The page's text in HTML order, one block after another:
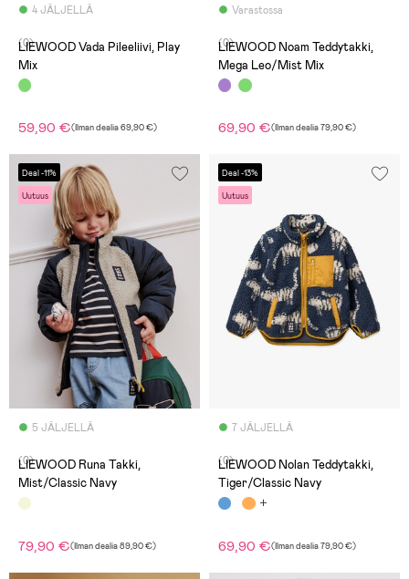
4 JÄLJELLÄ
(0)
LIEWOOD Vada Pileeliivi, Play
Mix
59,90 €(Ilman dealia69,90 €)
Varastossa
(0)
LIEWOOD Noam Teddytakki,
Mega Leo/Mist Mix
69,90 €(Ilman dealia79,90 €)
Deal -11%
Uutuus
5 JÄLJELLÄ
(0)
LIEWOOD Runa Takki,
Mist/Classic Navy
79,90 €(Ilman dealia89,90 €)
Deal -13%
Uutuus
7 JÄLJELLÄ
(0)
LIEWOOD Nolan Teddytakki,
Tiger/Classic Navy
69,90 €(Ilman dealia79,90 €)